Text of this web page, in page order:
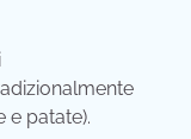
e patate).